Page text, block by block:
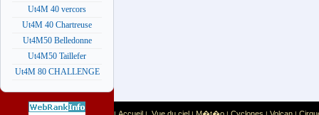
Ut4M 40 vercors
Ut4M 40 Chartreuse
Ut4M50 Belledonne
Ut4M50 Taillefer
Ut4M 80 CHALLENGE